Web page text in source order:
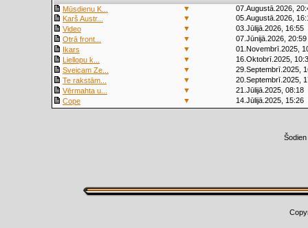
Mūsdienu K... ▼
07.Augustā.2026,
Karš Austr...
▼
05.Augustā.2026,
Video
▼
03.Jūlijā.2026, 16:55
Otrā front...
▼
07.Jūnijā.2026, 20:59
Ikars
▼
01.Novembrī.2025,
Liellopu k...
▼
16.Oktobrī.2025,
Sveicam Ze...
▼
29.Septembrī.2025,
Te rakstām...
▼
20.Septembrī.2025,
Vērmahta u...
▼
21.Jūlijā.2025, 08:18
Cope
▼ 14.Jūlijā.2025, 15:26